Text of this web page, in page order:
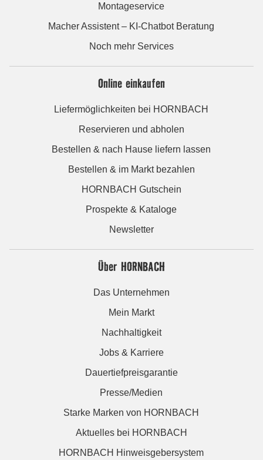
Montageservice
Macher Assistent – KI-Chatbot Beratung
Noch mehr Services
Online einkaufen
Liefermöglichkeiten bei HORNBACH
Reservieren und abholen
Bestellen & nach Hause liefern lassen
Bestellen & im Markt bezahlen
HORNBACH Gutschein
Prospekte & Kataloge
Newsletter
Über HORNBACH
Das Unternehmen
Mein Markt
Nachhaltigkeit
Jobs & Karriere
Dauertiefpreisgarantie
Presse/Medien
Starke Marken von HORNBACH
Aktuelles bei HORNBACH
HORNBACH Hinweisgebersystem